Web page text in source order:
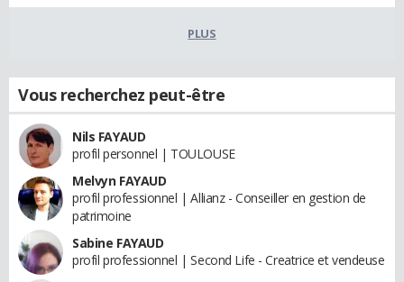
PLUS
Vous recherchez peut-être
Nils FAYAUD
profil personnel | TOULOUSE
Melvyn FAYAUD
profil professionnel | Allianz - Conseiller en gestion de
patrimoine
Sabine FAYAUD
profil professionnel | Second Life - Creatrice et vendeuse